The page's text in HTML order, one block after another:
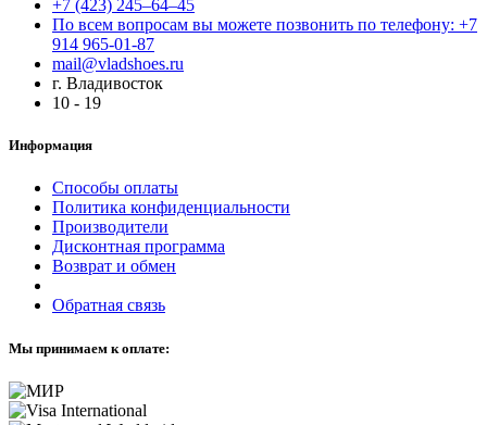
+7 (423) 245–64–45
По всем вопросам вы можете позвонить по телефону: +7
914 965-01-87
mail@vladshoes.ru
г. Владивосток
10 - 19
Информация
Способы оплаты
Политика конфиденциальности
Производители
Дисконтная программа
Возврат и обмен
Обратная связь
Мы принимаем к оплате: